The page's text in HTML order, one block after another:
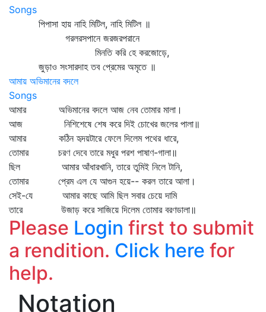
Songs
পিপাসা হায় নাহি মিটিল, নাহি মিটিল ॥
গরলরসপানে জরজরপরানে
মিনতি করি হে করজোড়ে,
জুড়াও সংসারদাহ তব প্রেমের অমৃতে ॥
আমায় অভিমানের বদলে
Songs
আমার অভিমানের বদলে আজ নেব তোমার মালা।
আজ নিশিশেষে শেষ করে দিই চোখের জলের পালা॥
আমার কঠিন হৃদয়টারে ফেলে দিলেম পথের ধারে,
তোমার চরণ দেবে তারে মধুর পরশ পাষাণ-গালা॥
ছিল আমার আঁধারখানি, তারে তুমিই নিলে টানি,
তোমার প্রেম এল যে আগুন হয়ে-- করল তারে আলা।
সেই-যে আমার কাছে আমি ছিল সবার চেয়ে দামি
তারে উজাড় করে সাজিয়ে দিলেম তোমার বরণডালা॥
Please Login first to submit
a rendition. Click here for
help.
Notation